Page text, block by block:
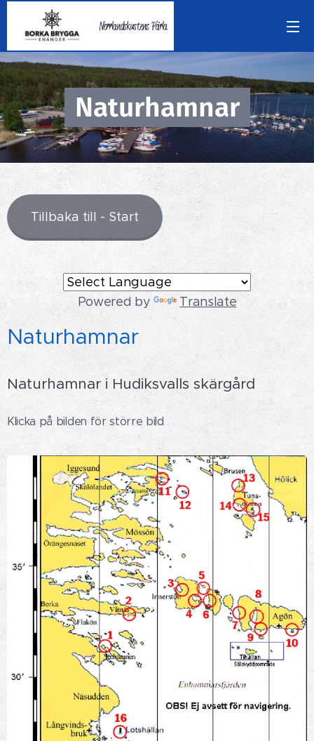
Norrlandskustens Pärla
Naturhamnar
Tillbaka till - Start
Powered by Translate
Naturhamnar
Naturhamnar i Hudiksvalls skärgård
Klicka på bilden för större bild